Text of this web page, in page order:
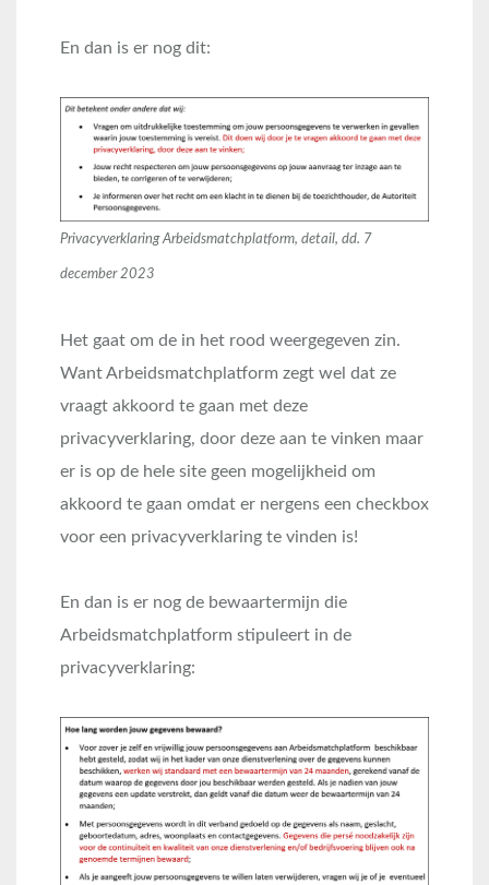
En dan is er nog dit:
Privacyverklaring Arbeidsmatchplatform, detail, dd. 7
december 2023
Het gaat om de in het rood weergegeven zin.
Want Arbeidsmatchplatform zegt wel dat ze
vraagt akkoord te gaan met deze
privacyverklaring, door deze aan te vinken maar
er is op de hele site geen mogelijkheid om
akkoord te gaan omdat er nergens een checkbox
voor een privacyverklaring te vinden is!
En dan is er nog de bewaartermijn die
Arbeidsmatchplatform stipuleert in de
privacyverklaring: